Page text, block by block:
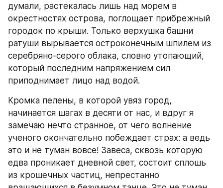
думали, растекалась лишь над морем в
окрестностях острова, поглощает прибрежный
городок по крыши. Только верхушка башни
ратуши вырывается остроконечным шпилем из
серебряно-серого облака, словно утопающий,
который последним напряжением сил
приподнимает лицо над водой.
Кромка пелены, в которой увяз город,
начинается шагах в десяти от нас, и вдруг я
замечаю нечто странное, от чего волнение
ученого окончательно побеждает страх: а ведь
это и не туман вовсе! Завеса, сквозь которую
едва проникает дневной свет, состоит сплошь
из крошечных частиц, непрестанно